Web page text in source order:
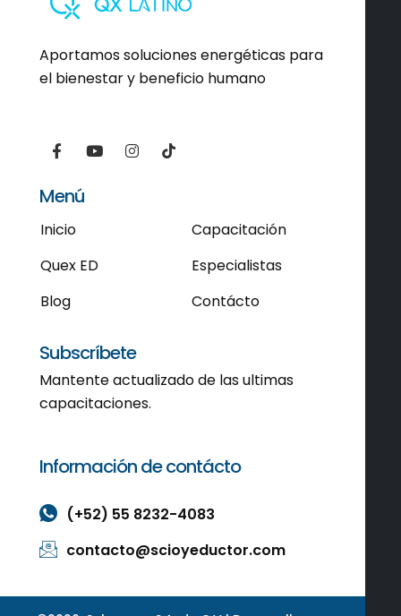
Aportamos soluciones energéticas para
el bienestar y beneficio humano
Menú
Inicio
Quex ED
Blog
Capacitación
Especialistas
Contácto
Subscríbete
Mantente actualizado de las ultimas
capacitaciones.
Información de contácto
(+52) 55 8232-4083
contacto@scioyeductor.com